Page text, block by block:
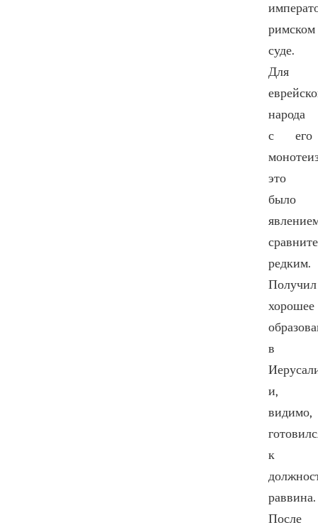
римском
суде.
Для
народа
с его
это
было
редким.
Получил
хорошее
в
и,
видимо,
к
раввина.
После